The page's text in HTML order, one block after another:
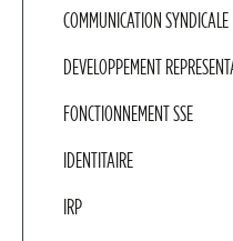
COMMUNICATION SYNDICALE
DEVELOPPEMENT
FONCTIONNEMENT SSE
IDENTITAIRE
IRP